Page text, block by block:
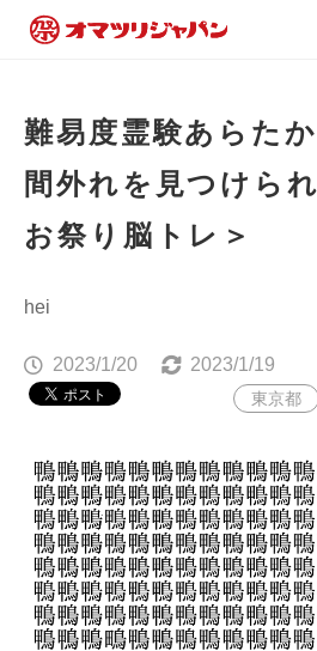
難易度霊験あらた
間外れを見つけら
お祭り脳トレ＞
hei
2023/1/20 2023/1/19
東京都